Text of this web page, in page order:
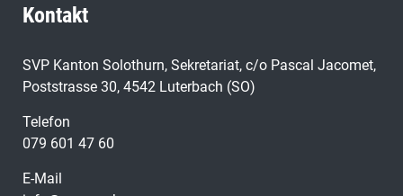
Kontakt
SVP Kanton Solothurn, Sekretariat, c/o Pascal Jacomet,
Poststrasse 30, 4542 Luterbach (SO)
Telefon
079 601 47 60
E-Mail